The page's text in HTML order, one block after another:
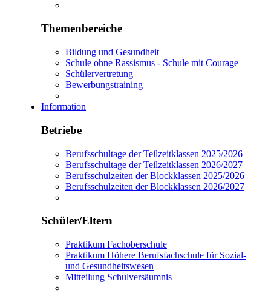
Themenbereiche
Bildung und Gesundheit
Schule ohne Rassismus - Schule mit Courage
Schülervertretung
Bewerbungstraining
Information
Betriebe
Berufsschultage der Teilzeitklassen 2025/2026
Berufsschultage der Teilzeitklassen 2026/2027
Berufsschulzeiten der Blockklassen 2025/2026
Berufsschulzeiten der Blockklassen 2026/2027
Schüler/Eltern
Praktikum Fachoberschule
Praktikum Höhere Berufsfachschule für Sozial-
und Gesundheitswesen
Mitteilung Schulversäumnis